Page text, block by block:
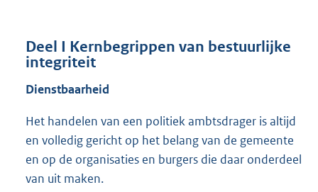
Deel I Kernbegrippen van bestuurlijke
integriteit
Dienstbaarheid
Het handelen van een politiek ambtsdrager is altijd
en volledig gericht op het belang van de gemeente
en op de organisaties en burgers die daar onderdeel
van uit maken.